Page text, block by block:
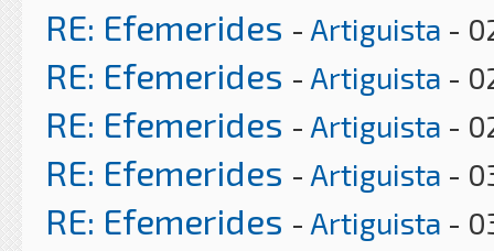
RE: Efemerides - Artiguista -
RE: Efemerides - Artiguista -
RE: Efemerides - Artiguista -
RE: Efemerides - Artiguista -
RE: Efemerides - Artiguista -